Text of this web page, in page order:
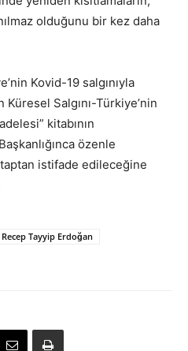
olduğunu bir kez daha
Kovid-19 salgınıyla
Salgını-Türkiye’nin
kitabının
özenle
istifade edileceğine
Recep Tayyip Erdoğan